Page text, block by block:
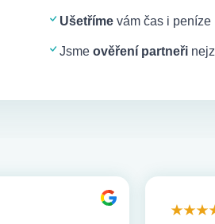
Ušetříme vám čas i peníze
Jsme ověření partneři